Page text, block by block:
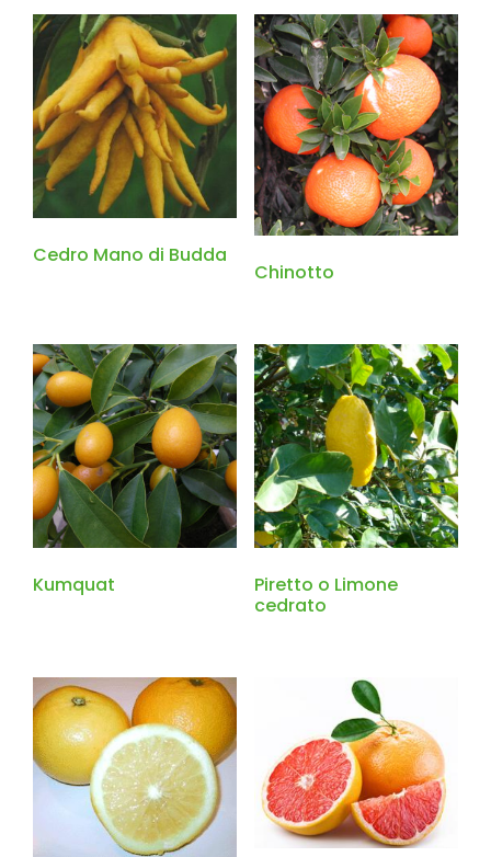
Cedro Mano di Budda
Chinotto
Kumquat
Piretto o Limone
cedrato